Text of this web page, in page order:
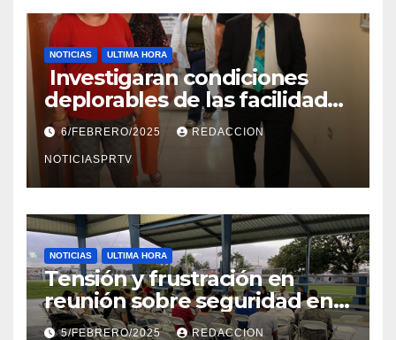
NOTICIAS ULTIMA HORA
Investigaran condiciones
deplorables de las facilidades
el Departamento de la Salud
en Mayagüez
6/FEBRERO/2025 REDACCION
NOTICIASPRTV
NOTICIAS ULTIMA HORA
Tensión y frustración en
reunión sobre seguridad en
Reparto Metropolitano
5/FEBRERO/2025 REDACCION